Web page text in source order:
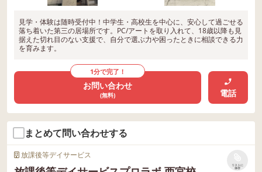
見学・体験は随時受付中！中学生・高校生を中心に、安心して過ごせる
落ち着いた第三の居場所です。PC/アートを取り入れて、18歳以降も見
据えた切れ目のない支援で、自分で選ぶ力や困ったときに相談できる力
を育みます。
1分で完了！
お問い合わせ
(無料) 電話
まとめて問い合わせする
放課後等デイサービス
リストに
保存